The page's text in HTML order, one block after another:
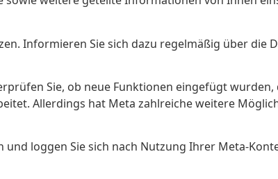
Informieren Sie sich dazu regelmäßig über die
Sie, ob neue Funktionen eingefügt
Allerdings hat Meta zahlreiche weitere
loggen Sie sich nach Nutzung Ihrer Meta-